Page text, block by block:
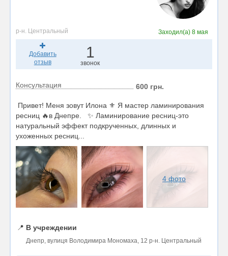
р-н. Центральный Заходил(а)8 мая
Добавить
отзыв
1
звонок
Консультация 600 грн.
Привет! Меня зовут Илона ⚜️ Я мастер ламинирования
ресниц 🔥в Днепре. ✨ Ламинирование ресниц-это
натуральный эффект подкрученных, длинных и
ухоженных ресниц...
4 фото
📍 В учреждении
Днепр, вулиця Володимира Мономаха, 12 р-н. Центральный